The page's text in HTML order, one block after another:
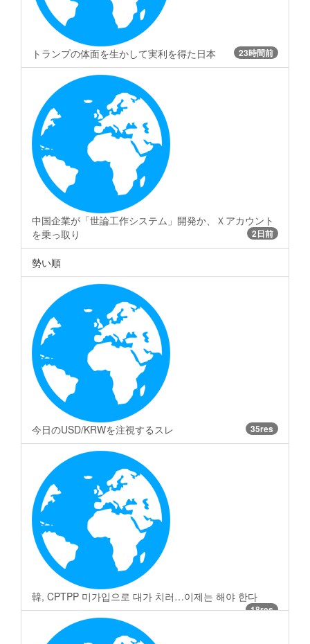
トランプの体面を生かして実利を得た日本 23時間前
中国企業が「世論工作システム」開発か、Ｘアカウント
を乗っ取り
2日前
勢い順
今日のUSD/KRWを注視するスレ 35res
韓, CPTPP 미가입으로 대가 치러…이제는 해야 한다
18res